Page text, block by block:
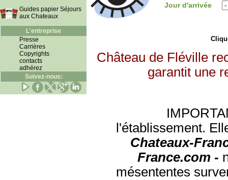
Guides papier Séjours
aux Chateaux
L'entreprise
Presse
Carrières
Copyrights
contacts
adhérez
Suivez-nous:
Jour d'arrivée
Château de Fléville
garantit une
l'établissement.
Chateaux-
France.com -
mésententes